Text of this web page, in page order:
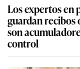
Los expertos en
guardan recibos
son
control